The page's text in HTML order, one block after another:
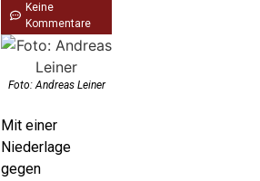
Keine
Kommentare
Foto: Andreas Leiner
Mit einer
Niederlage
gegen